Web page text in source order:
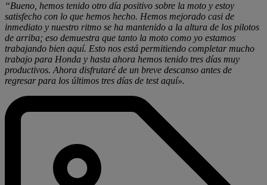
“Bueno, hemos tenido otro día positivo sobre la moto y estoy
satisfecho con lo que hemos hecho. Hemos mejorado casi de
inmediato y nuestro ritmo se ha mantenido a la altura de los pilotos
de arriba; eso demuestra que tanto la moto como yo estamos
trabajando bien aquí. Esto nos está permitiendo completar mucho
trabajo para Honda y hasta ahora hemos tenido tres días muy
productivos. Ahora disfrutaré de un breve descanso antes de
regresar para los últimos tres días de test aquí».